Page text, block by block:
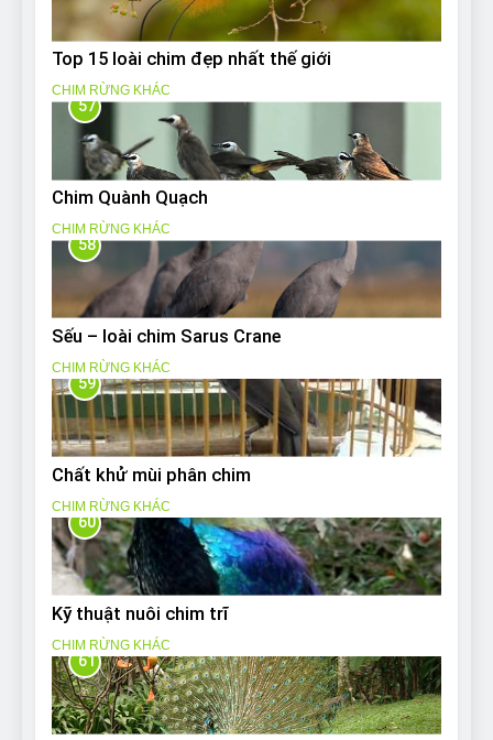
Top 15 loài chim đẹp nhất thế giới
CHIM RỪNG KHÁC
57
Chim Quành Quạch
CHIM RỪNG KHÁC
58
Sếu – loài chim Sarus Crane
CHIM RỪNG KHÁC
59
Chất khử mùi phân chim
CHIM RỪNG KHÁC
60
Kỹ thuật nuôi chim trĩ
CHIM RỪNG KHÁC
61